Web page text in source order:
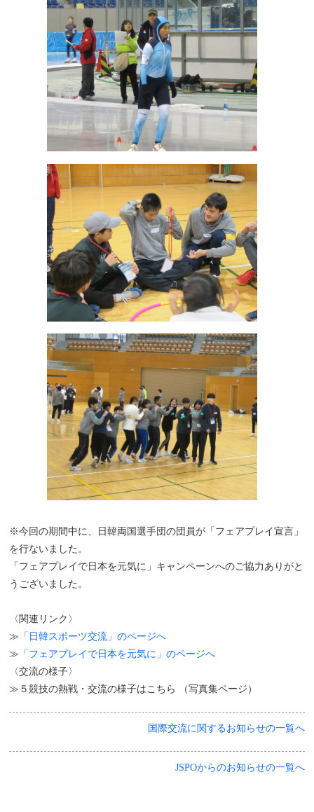
※今回の期間中に、日韓両国選手団の団員が「フェアプレイ宣言」
を行ないました。
「フェアプレイで日本を元気に」キャンペーンへのご協力ありがと
うございました。
〈関連リンク〉
≫ 「日韓スポーツ交流」のページへ
≫ 「フェアプレイで日本を元気に」のページへ
〈交流の様子〉
≫５競技の熱戦・交流の様子はこちら （写真集ページ）
国際交流に関するお知らせの一覧へ
JSPOからのお知らせの一覧へ